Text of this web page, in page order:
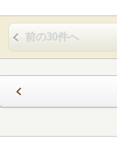
前の30件へ